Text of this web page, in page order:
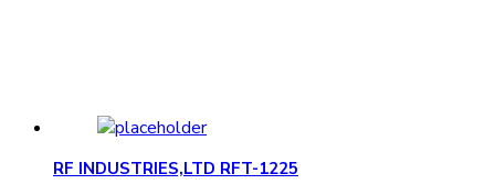
RF INDUSTRIES,LTD RFT-1225